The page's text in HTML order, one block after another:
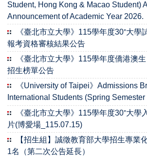
Student, Hong Kong & Macao Student)
Announcement of Academic Year 2026.
《臺北市立大學》115學年度30⁺大學
報考資格審核結果公告
《臺北市立大學》115學年度僑港澳
招生榜單公告
《University of Taipei》Admissions
International Students (Spring
《臺北市立大學》115學年度30⁺大學
片(博愛場_115.07.15)
【招生組】誠徵教育部大學招生專業
1名（第二次公告延長）